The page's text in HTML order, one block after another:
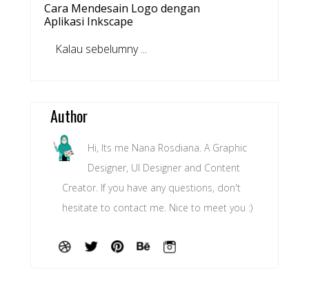
Cara Mendesain Logo dengan
Aplikasi Inkscape
Kalau sebelumny ...
Author
Hi, Its me Nana Rosdiana. A Graphic
Designer, UI Designer and Content
Creator. If you have any questions, don't
hesitate to contact me. Nice to meet you :)